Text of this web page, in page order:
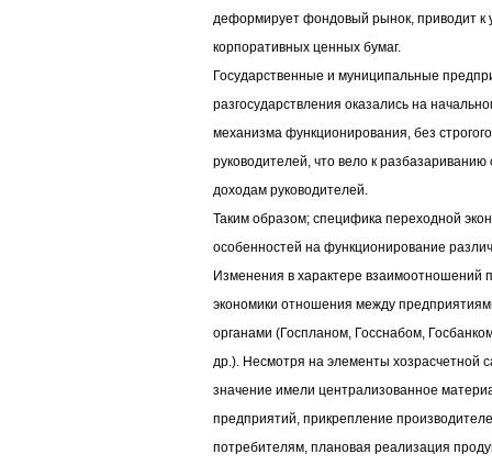
деформирует фондовый рынок, приводит
корпоративных ценных бумаг.
Государственные и муниципальные
разгосударствления оказались на
механизма функционирования, без
руководителей, что вело к
доходам руководителей.
Таким образом; специфика переходной
особенностей на функционирование
Изменения в характере взаимоотношений
экономики отношения между
органами (Госпланом, Госснабом,
др.). Несмотря на элементы хозрасчетной
значение имели централизованное
предприятий, прикрепление
потребителям, плановая реализация